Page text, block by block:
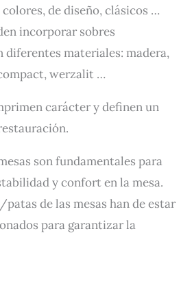
de diseño, clásicos …
incorporar sobres
materiales: madera,
werzalit …
carácter y definen un
son fundamentales para
y confort en la mesa.
de las mesas han de estar
para garantizar la